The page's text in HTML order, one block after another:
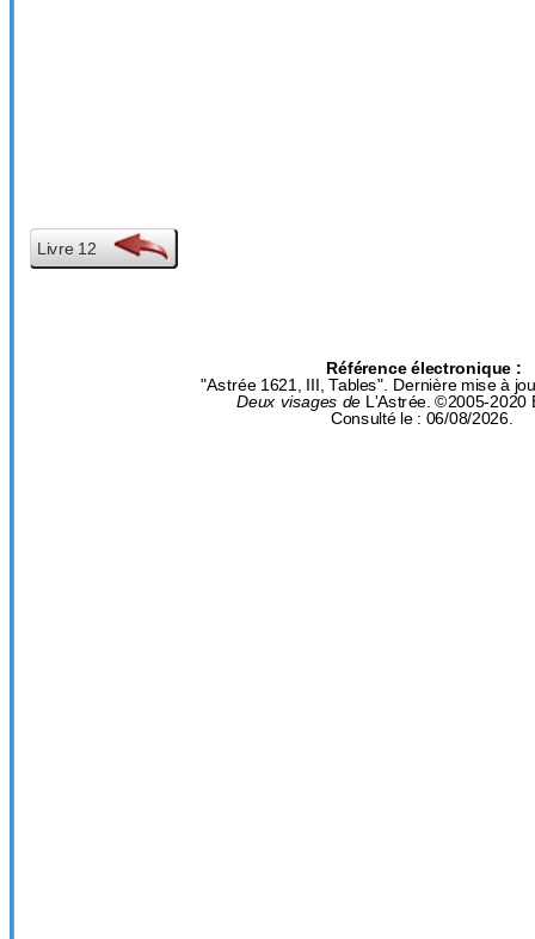
Livre 12
Référence électronique :
"Astrée 1621, III, Tables". Dernière mise à
Deux visages de L'Astrée. ©2005-2020
Consulté le : 06/08/2026.